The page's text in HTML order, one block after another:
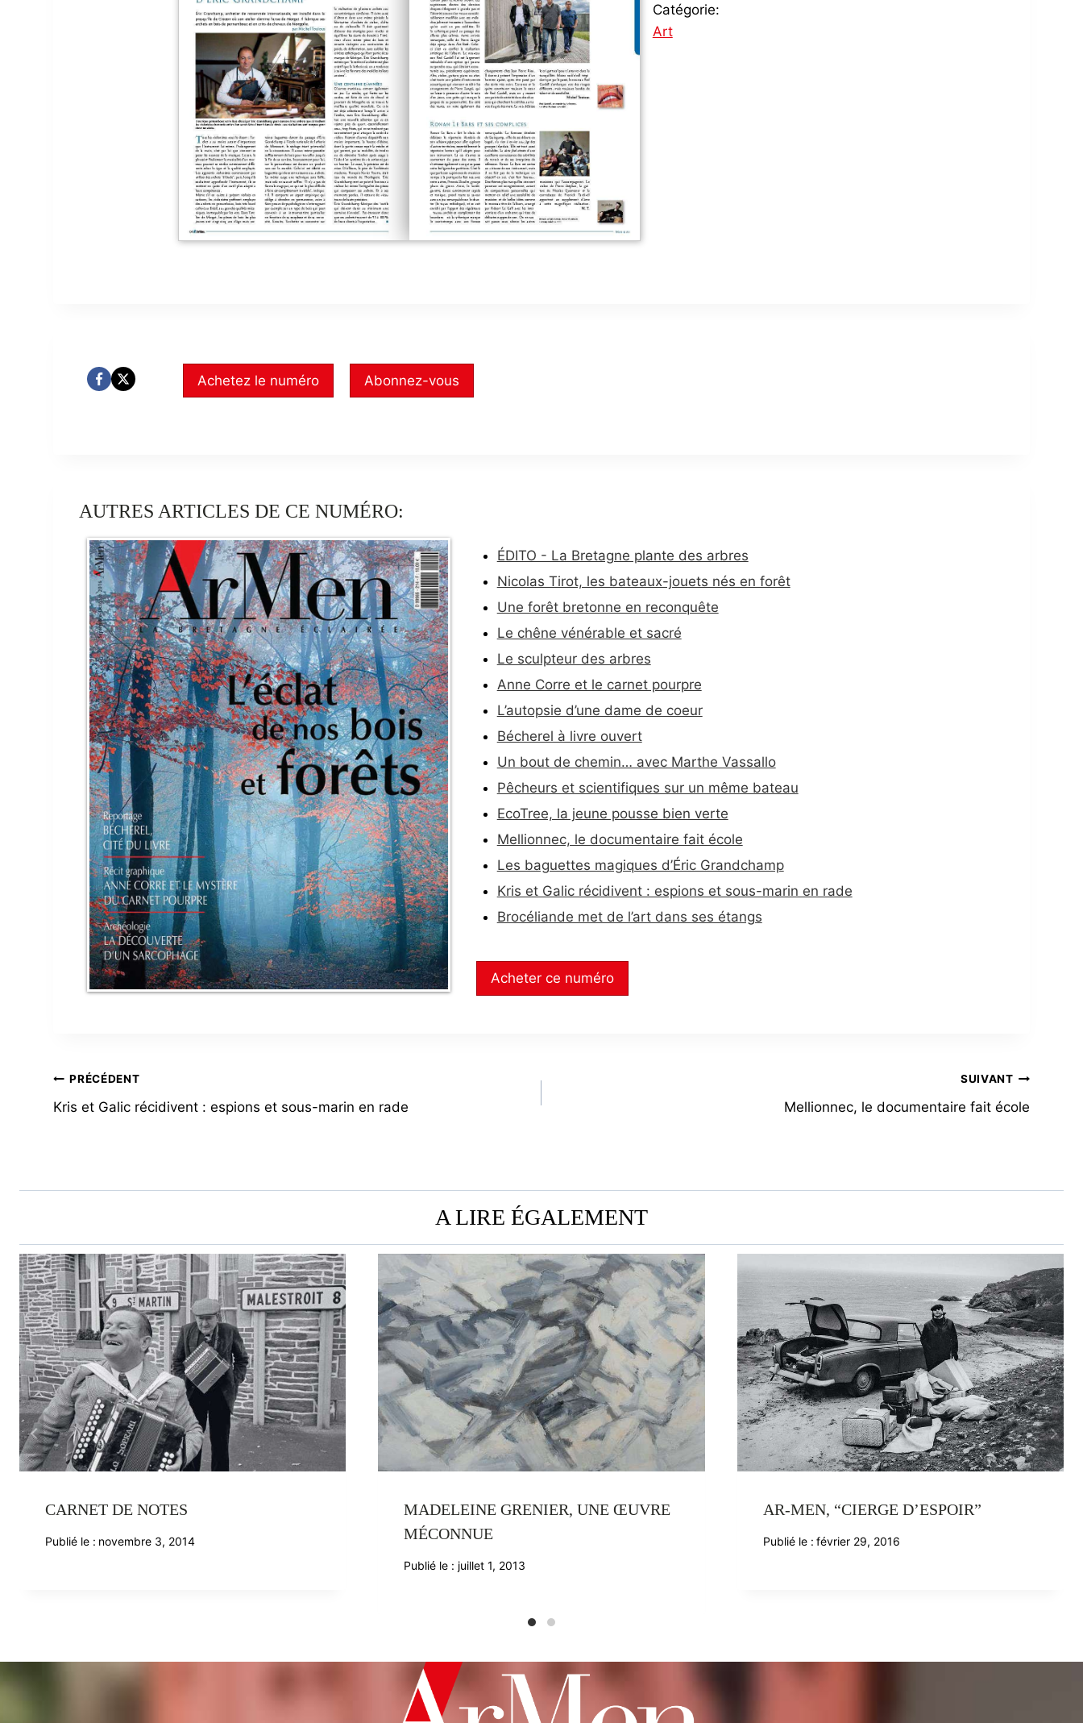
Catégorie:
Art
Achetez le numéro Abonnez-vous
AUTRES ARTICLES DE CE NUMÉRO:
ÉDITO - La Bretagne plante des arbres
Nicolas Tirot, les bateaux-jouets nés en forêt
Une forêt bretonne en reconquête
Le chêne vénérable et sacré
Le sculpteur des arbres
Anne Corre et le carnet pourpre
L’autopsie d’une dame de coeur
Bécherel à livre ouvert
Un bout de chemin… avec Marthe Vassallo
Pêcheurs et scientifiques sur un même bateau
EcoTree, la jeune pousse bien verte
Mellionnec, le documentaire fait école
Les baguettes magiques d’Éric Grandchamp
Kris et Galic récidivent : espions et sous-marin en rade
Brocéliande met de l’art dans ses étangs
Acheter ce numéro
NAVIGATION
DE
PRÉCÉDENT
Kris et Galic récidivent : espions et sous-marin en rade
SUIVANT
Mellionnec, le documentaire fait école
A LIRE ÉGALEMENT
CARNET DE NOTES
Publié le : novembre 3, 2014
MADELEINE GRENIER, UNE ŒUVRE
MÉCONNUE
Publié le : juillet 1, 2013
AR-MEN, “CIERGE D’ESPOIR”
Publié le : février 29, 2016